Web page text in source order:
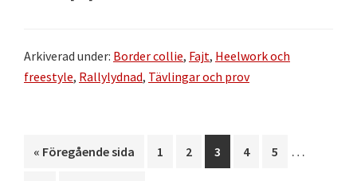
Arkiverad under: Border collie, Fajt, Heelwork och
freestyle, Rallylydnad, Tävlingar och prov
« Go
Föregående sida Sida
1 Sida
2 Sida
3 Sida
4 Sida
5 …